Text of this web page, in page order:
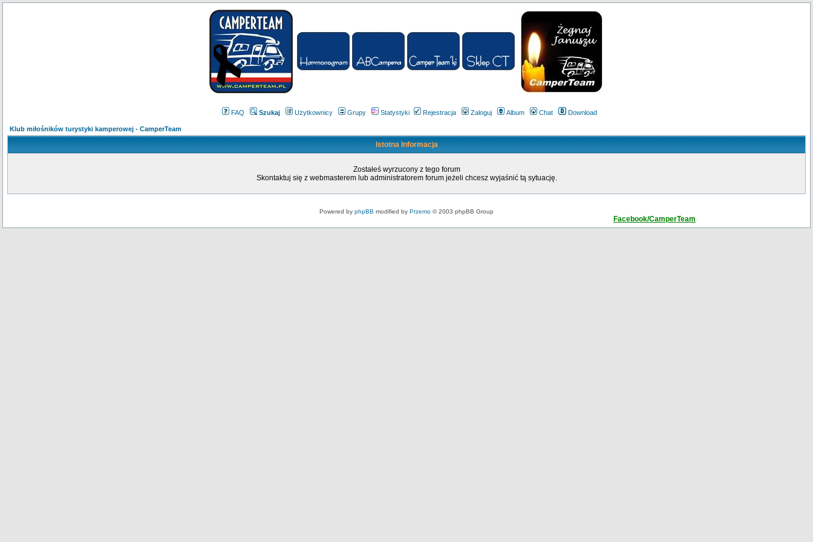
FAQ Szukaj Użytkownicy Grupy Statystyki Rejestracja Zaloguj Album Chat Download
Klub miłośników turystyki kamperowej - CamperTeam
Istotna Informacja
Zostałeś wyrzucony z tego forum
Skontaktuj się z webmasterem lub administratorem forum jeżeli chcesz wyjaśnić tą sytuację.
Powered by phpBB modified by Przemo © 2003 phpBB Group
Facebook/CamperTeam